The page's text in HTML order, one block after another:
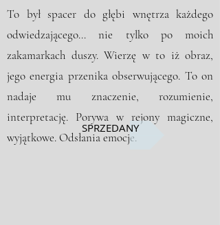
To był spacer do głębi wnętrza każdego
odwiedzającego… nie tylko po moich
zakamarkach duszy. Wierzę w to iż obraz,
jego energia przenika obserwującego. To on
nadaje mu znaczenie, rozumienie,
interpretację. Porywa w rejony magiczne,
wyjątkowe. Odsłania emocje.
SPRZEDANY